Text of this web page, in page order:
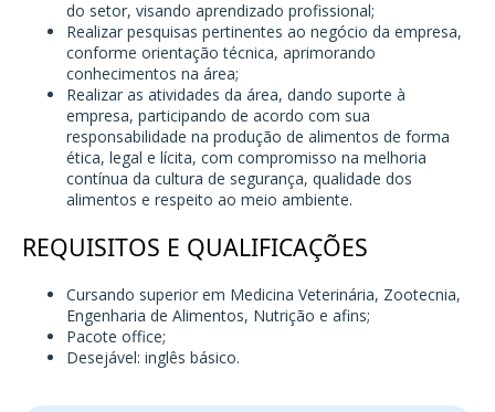
do setor, visando aprendizado profissional;
Realizar pesquisas pertinentes ao negócio da empresa,
conforme orientação técnica, aprimorando
conhecimentos na área;
Realizar as atividades da área, dando suporte à
empresa, participando de acordo com sua
responsabilidade na produção de alimentos de forma
ética, legal e lícita, com compromisso na melhoria
contínua da cultura de segurança, qualidade dos
alimentos e respeito ao meio ambiente.
REQUISITOS E QUALIFICAÇÕES
Cursando superior em Medicina Veterinária, Zootecnia,
Engenharia de Alimentos, Nutrição e afins;
Pacote office;
Desejável: inglês básico.